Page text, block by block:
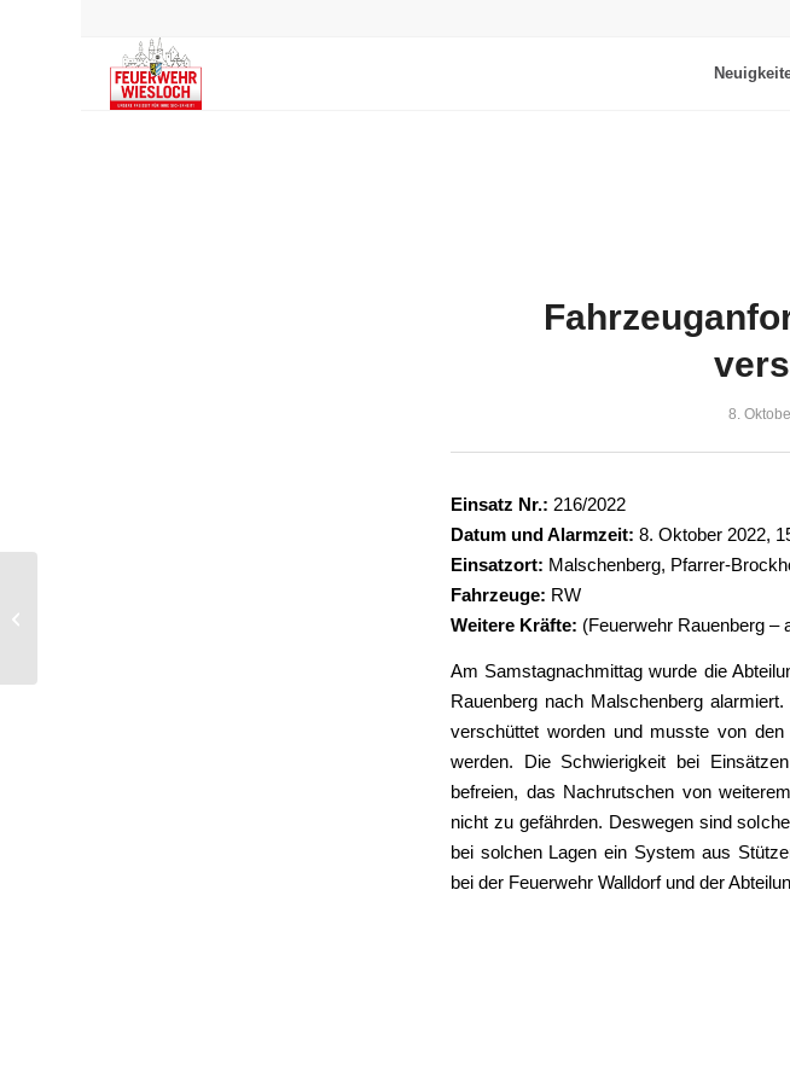
8.
Einsatz Nr.: 216/2022
Datum und Alarmzeit: 8. Oktober 2022,
Einsatzort: Malschenberg, Pfarrer-
Fahrzeuge: RW
Weitere Kräfte: (Feuerwehr Rauenberg –
Am Samstagnachmittag wurde die
Rauenberg nach Malschenberg
verschüttet worden und musste von
werden. Die Schwierigkeit bei
befreien, das Nachrutschen von
nicht zu gefährden. Deswegen sind
bei solchen Lagen ein System aus
bei der Feuerwehr Walldorf und der